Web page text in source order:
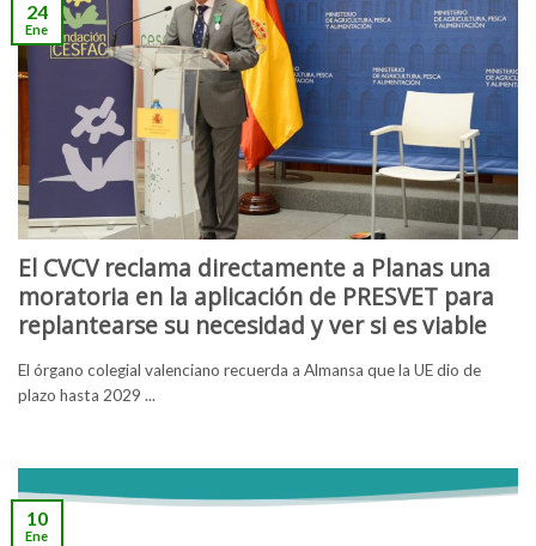
El CVCV reclama directamente a Planas una
moratoria en la aplicación de PRESVET para
replantearse su necesidad y ver si es viable
El órgano colegial valenciano recuerda a Almansa que la UE dio de
plazo hasta 2029 ...
24
Ene
10
Ene